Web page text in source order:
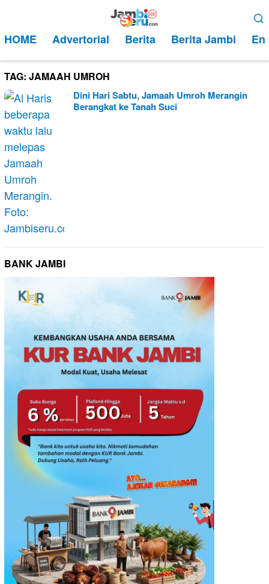
kontenMobile
HOME Advertorial Berita Berita Jambi
TAG: JAMAAH UMROH
Dini Hari Sabtu, Jamaah Umroh Merangin
Berangkat ke Tanah Suci
BANK JAMBI